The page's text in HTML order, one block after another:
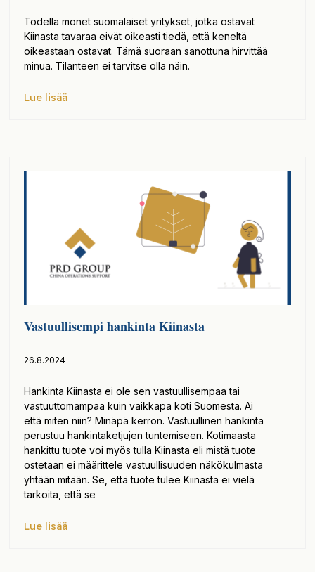
Todella monet suomalaiset yritykset, jotka ostavat
Kiinasta tavaraa eivät oikeasti tiedä, että keneltä
oikeastaan ostavat. Tämä suoraan sanottuna hirvittää
minua. Tilanteen ei tarvitse olla näin.
Lue lisää
Vastuullisempi hankinta Kiinasta
26.8.2024
Hankinta Kiinasta ei ole sen vastuullisempaa tai
vastuuttomampaa kuin vaikkapa koti Suomesta. Ai
että miten niin? Minäpä kerron. Vastuullinen hankinta
perustuu hankintaketjujen tuntemiseen. Kotimaasta
hankittu tuote voi myös tulla Kiinasta eli mistä tuote
ostetaan ei määrittele vastuullisuuden näkökulmasta
yhtään mitään. Se, että tuote tulee Kiinasta ei vielä
tarkoita, että se
Lue lisää